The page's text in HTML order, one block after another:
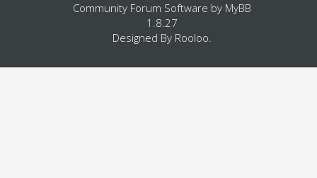
Community Forum Software by MyBB
1.8.27
Designed By Rooloo.